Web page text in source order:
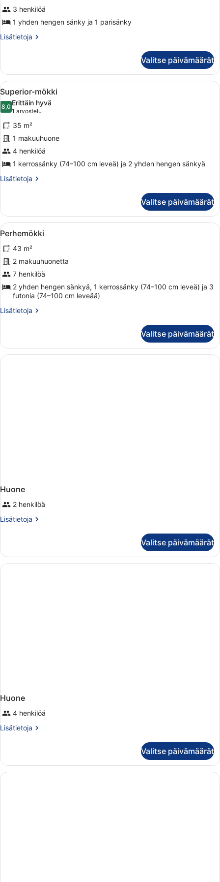
kuvat3 henkilöä
1 yhden hengen sänky ja 1 parisänky
Lisätietoja
Lisätietoja
sauna
Valitse päivämäärät
Avaa
kaikki
huonetyypin
Superior-
mökki
kuvat
Tunnelmallinen mökin sisustus,
9
Superior-mökki
8,08,0 kautta 10
Erittäin hyvä
1 arvostelu
(1
arvostelu)
35 m²
1 makuuhuone
4 henkilöä
1 kerrossänky (74–100 cm leveä) ja 2 yhden hengen sänkyä
Lisätietoja
Lisätietoja
Valitse päivämäärät
Avaa
kaikki
huonetyypin
Perhemökki
kuvat
Hirsimökki, jonka katto on tehty
17
Perhemökki
43 m²
2 makuuhuonetta
7 henkilöä
2 yhden hengen sänkyä, 1 kerrossänky (74–100 cm leveä) ja 3
futonia (74–100 cm leveää)
Lisätietoja
Lisätietoja
Valitse päivämäärät
Huone
2 henkilöä
Lisätietoja
Lisätietoja
Valitse päivämäärät
Huone
4 henkilöä
Lisätietoja
Lisätietoja
Valitse päivämäärät